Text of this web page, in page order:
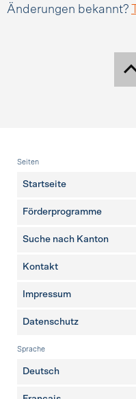
Änderungen bekannt?
Fusszeile
Seiten
Startseite
Förderprogramme
Suche nach Kanton
weitere Seiten
Kontakt
Impressum
Datenschutz
Sprache
Deutsch